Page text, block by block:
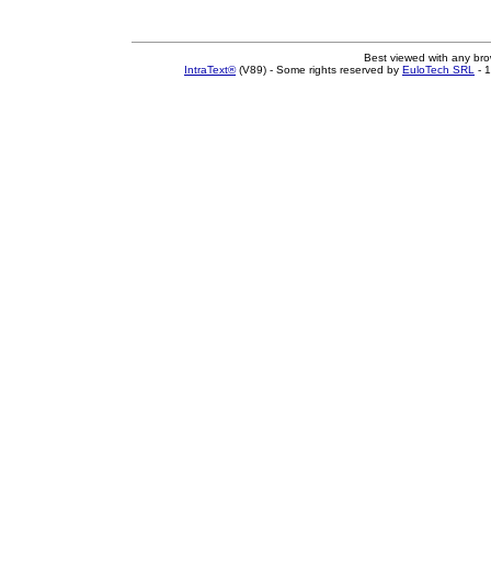
Best viewed with any
IntraText®(V89) - Some rights reserved by EuloTech SRL -